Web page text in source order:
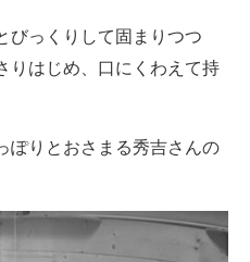
っくりして固まりつつ
りはじめ、口にくわえて持
りとおさまる秀吉さんの